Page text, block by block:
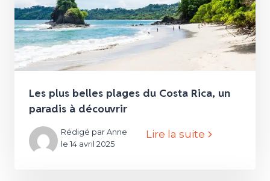
Les plus belles plages du Costa Rica, un
paradis à découvrir
Rédigé par Anne
le 14 avril 2025
Lire la suite